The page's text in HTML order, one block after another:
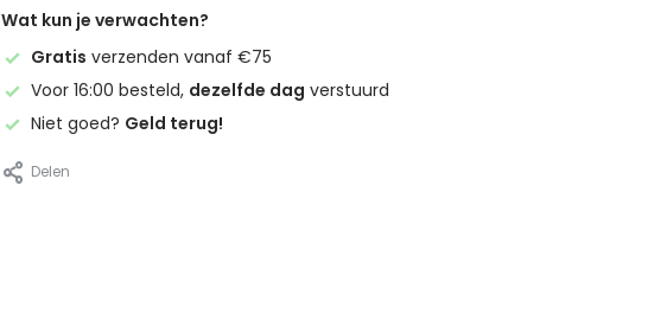
Wat kun je verwachten?
Gratis verzenden vanaf €75
Voor 16:00 besteld, dezelfde dag verstuurd
Niet goed? Geld terug!
Delen